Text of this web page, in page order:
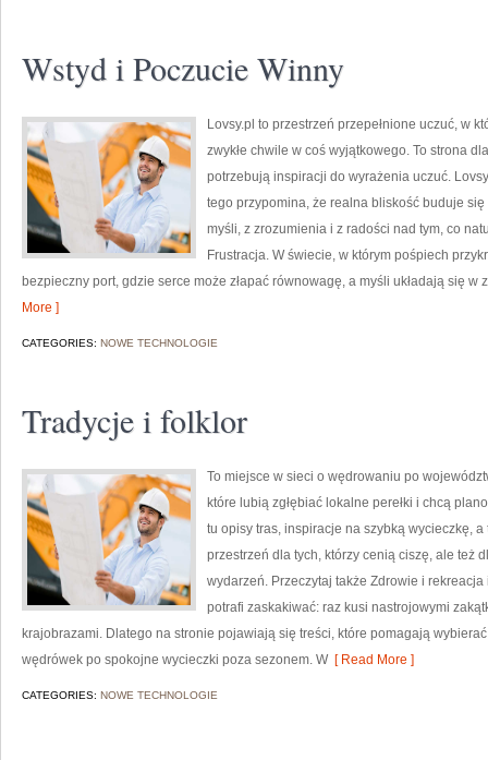
Wstyd i Poczucie Winny
Lovsy.pl to przestrzeń przepełnione uczuć, w
zwykłe chwile w coś wyjątkowego. To strona
potrzebują inspiracji do wyrażenia uczuć.
tego przypomina, że realna bliskość buduje
myśli, z zrozumienia i z radości nad tym, co
Frustracja. W świecie, w którym pośpiech
bezpieczny port, gdzie serce może złapać równowagę, a myśli układają się
More ]
CATEGORIES: NOWE TECHNOLOGIE
Tradycje i folklor
To miejsce w sieci o wędrowaniu po
które lubią zgłębiać lokalne perełki i chcą
tu opisy tras, inspiracje na szybką wycieczkę,
przestrzeń dla tych, którzy cenią ciszę, ale też
wydarzeń. Przeczytaj także Zdrowie i
potrafi zaskakiwać: raz kusi nastrojowymi
krajobrazami. Dlatego na stronie pojawiają się treści, które pomagają
wędrówek po spokojne wycieczki poza sezonem. W [ Read More ]
CATEGORIES: NOWE TECHNOLOGIE